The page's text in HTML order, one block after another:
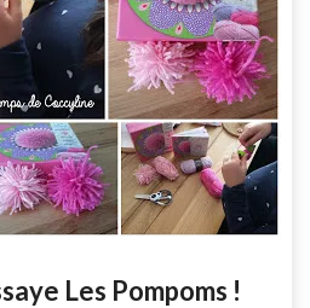
Les Pompoms !